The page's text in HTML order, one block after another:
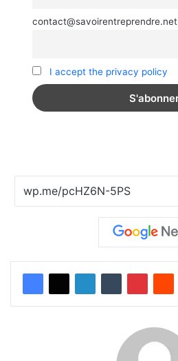
contact@savoirentreprendre.net
I accept the privacy policy